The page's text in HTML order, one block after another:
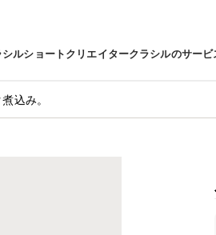
シルショートクリエイタークラシルのサービ
込み。